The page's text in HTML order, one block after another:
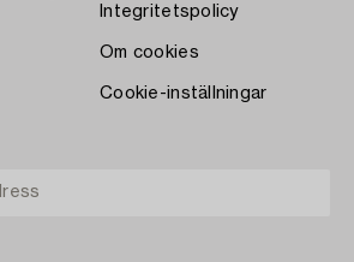
Integritetspolicy
Om cookies
Cookie-inställningar